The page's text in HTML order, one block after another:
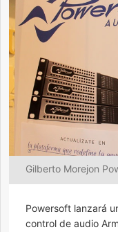
Gilberto Morejon
Powersoft lanzará
control de audio